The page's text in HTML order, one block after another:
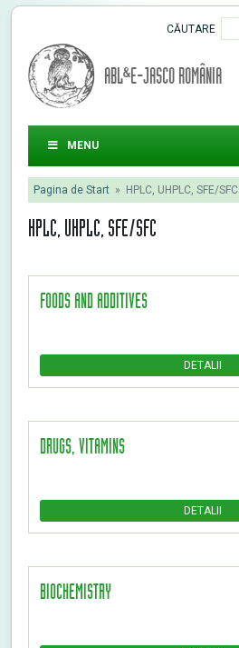
CĂUTARE
ABL&E-JASCO ROMÂNIA
MENU
Pagina de Start » HPLC, UHPLC, SFE/SFC
HPLC, UHPLC, SFE/SFC
FOODS AND ADDITIVES
DETALII
DRUGS, VITAMINS
DETALII
BIOCHEMISTRY